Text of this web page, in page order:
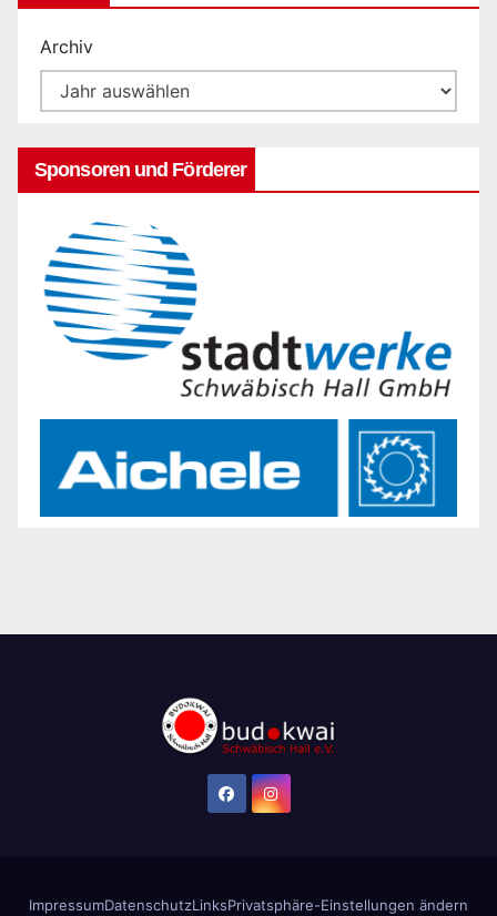
Archiv
Sponsoren und Förderer
ImpressumDatenschutzLinksPrivatsphäre-Einstellungen ändern